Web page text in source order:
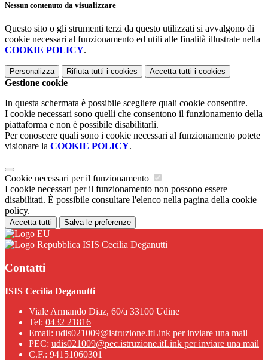
Nessun contenuto da visualizzare
Questo sito o gli strumenti terzi da questo utilizzati si avvalgono di
cookie necessari al funzionamento ed utili alle finalità illustrate nella
COOKIE POLICY.
Personalizza Rifiuta tutti i cookies Accetta tutti i cookies
Gestione cookie
In questa schermata è possibile scegliere quali cookie consentire.
I cookie necessari sono quelli che consentono il funzionamento della
piattaforma e non è possibile disabilitarli.
Per conoscere quali sono i cookie necessari al funzionamento potete
visionare la COOKIE POLICY.
Cookie necessari per il funzionamento
I cookie necessari per il funzionamento non possono essere
disabilitati. È possibile consultare l'elenco nella pagina della cookie
policy.
Accetta tutti Salva le preferenze
ISIS Cecilia Deganutti
Contatti
ISIS Cecilia Deganutti
Viale Armando Diaz, 60/a 33100 Udine
Tel: 0432 21816
Email: udis021009@istruzione.itLink per inviare una mail
PEC: udis021009@pec.istruzione.itLink per inviare una mail
C.F.: 94151060301